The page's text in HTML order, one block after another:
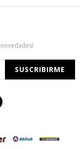
SUSCRIBIRME